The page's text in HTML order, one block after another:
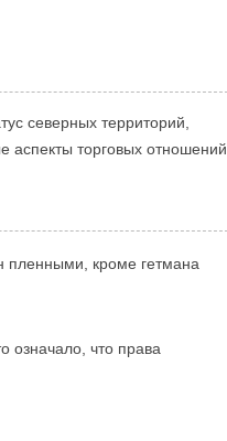
северных территорий,
аспекты торговых отношений.
пленными, кроме гетмана
означало, что права